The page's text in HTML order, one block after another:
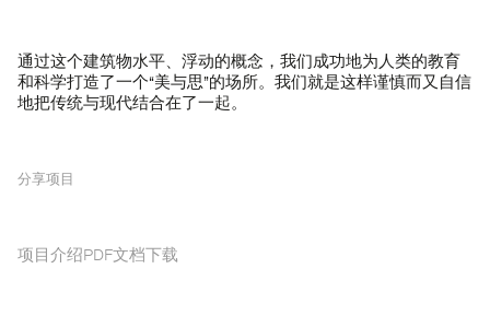
通过这个建筑物水平、浮动的概念，我们成功地为人类的教育
和科学打造了一个“美与思”的场所。我们就是这样谨慎而又自信
地把传统与现代结合在了一起。
分享项目
项目介绍PDF文档下载